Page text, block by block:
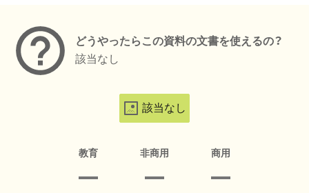
どうやったらこの資料の文書を使えるの？
該当なし
該当なし
教育 非商用 商用